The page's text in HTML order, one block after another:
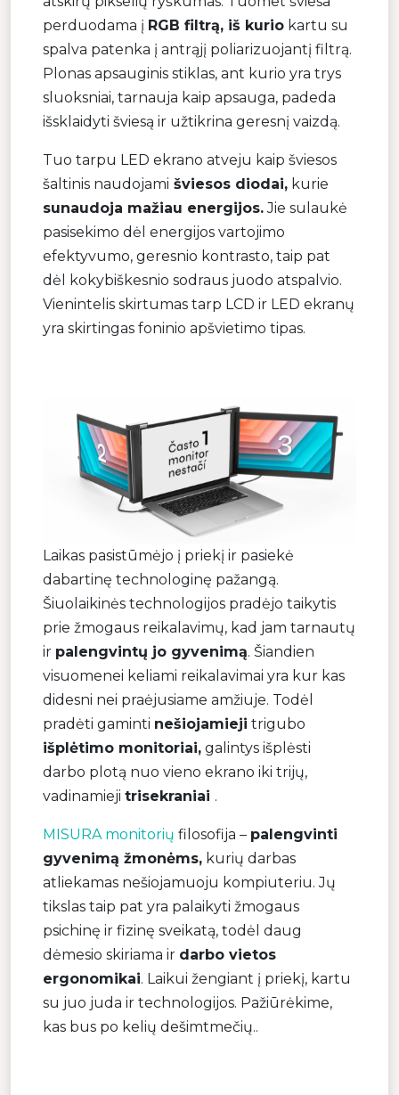
perduodama į RGB filtrą, iš kurio kartu su
spalva patenka į antrąjį poliarizuojantį filtrą.
Plonas apsauginis stiklas, ant kurio yra trys
sluoksniai, tarnauja kaip apsauga, padeda
išsklaidyti šviesą ir užtikrina geresnį vaizdą.
Tuo tarpu LED ekrano atveju kaip šviesos
šaltinis naudojami šviesos diodai, kurie
sunaudoja mažiau energijos.Jie sulaukė
pasisekimo dėl energijos vartojimo
efektyvumo, geresnio kontrasto, taip pat
dėl kokybiškesnio sodraus juodo atspalvio.
Vienintelis skirtumas tarp LCD ir LED ekranų
yra skirtingas foninio apšvietimo tipas.
Laikas pasistūmėjo į priekį ir pasiekė
dabartinę technologinę pažangą.
Šiuolaikinės technologijos pradėjo taikytis
prie žmogaus reikalavimų, kad jam tarnautų
ir palengvintų jo gyvenimą. Šiandien
visuomenei keliami reikalavimai yra kur kas
didesni nei praėjusiame amžiuje. Todėl
pradėti gaminti nešiojamieji trigubo
išplėtimo monitoriai, galintys išplėsti
darbo plotą nuo vieno ekrano iki trijų,
vadinamieji trisekraniai .
MISURA monitorių filosofija – palengvinti
gyvenimą žmonėms, kurių darbas
atliekamas nešiojamuoju kompiuteriu. Jų
tikslas taip pat yra palaikyti žmogaus
psichinę ir fizinę sveikatą, todėl daug
dėmesio skiriama ir darbo vietos
ergonomikai. Laikui žengiant į priekį, kartu
su juo juda ir technologijos. Pažiūrėkime,
kas bus po kelių dešimtmečių..